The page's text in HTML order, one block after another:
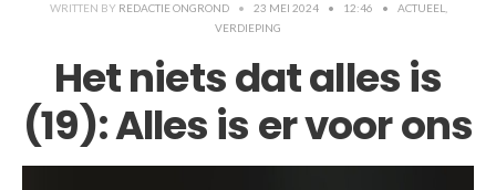
WRITTEN BY REDACTIE ONGROND • 23 MEI 2024 • 12:46 • ACTUEEL
VERDIEPING
Het niets dat alles is
(19): Alles is er voor ons